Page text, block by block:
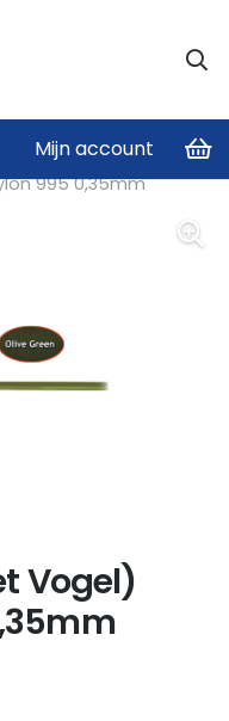
Mijn account
995 0,35mm
Vogel)